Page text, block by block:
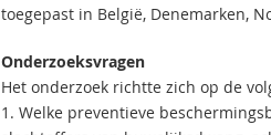
toegepast in België, Denemarken,
Onderzoeksvragen
Het onderzoek richtte zich op de
1. Welke preventieve